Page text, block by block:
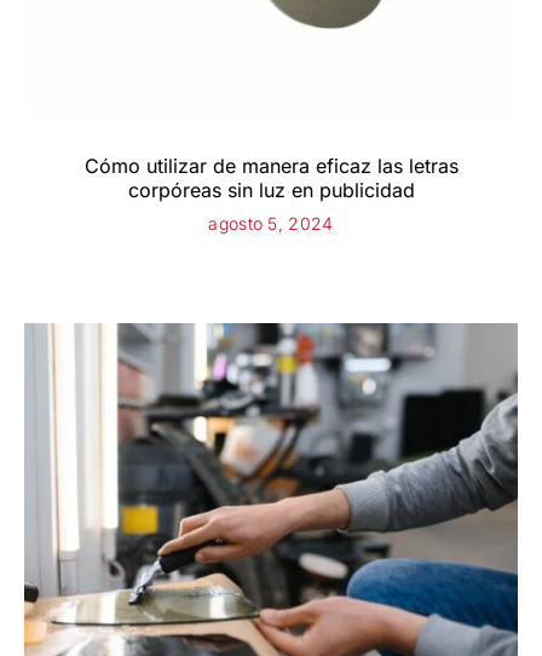
Cómo utilizar de manera eficaz las letras
corpóreas sin luz en publicidad
agosto 5, 2024